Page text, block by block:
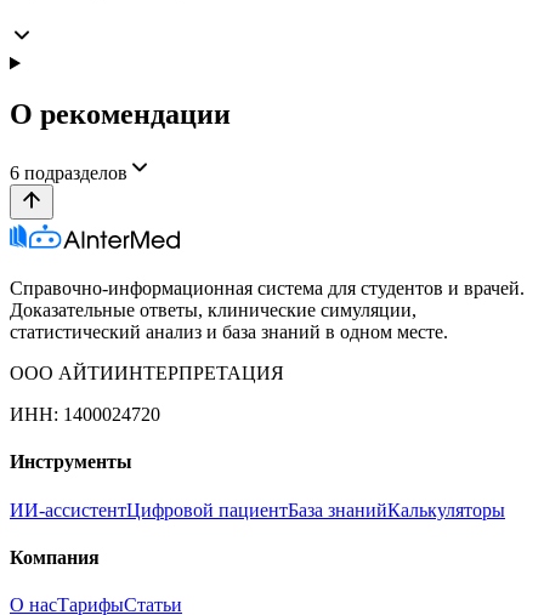
О рекомендации
6 подразделов
Справочно-информационная система для студентов и врачей.
Доказательные ответы, клинические симуляции,
статистический анализ и база знаний в одном месте.
ООО АЙТИИНТЕРПРЕТАЦИЯ
ИНН: 1400024720
Инструменты
ИИ-ассистентЦифровой пациентБаза знанийКалькуляторы
Компания
О насТарифыСтатьи